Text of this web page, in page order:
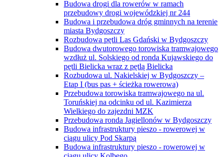
Budowa drogi dla rowerów w ramach
przebudowy drogi wojewódzkiej nr 244
Budowa i przebudowa dróg gminnych na terenie
miasta Bydgoszczy
Rozbudowa pętli Las Gdański w Bydgoszczy
Budowa dwutorowego torowiska tramwajowego
wzdłuż ul. Solskiego od ronda Kujawskiego do
pętli Bielicka wraz z pętlą Bielicka
Rozbudowa ul. Nakielskiej w Bydgoszczy –
Etap I (bus pas + ścieżka rowerowa)
Przebudowa torowiska tramwajowego na ul.
Toruńskiej na odcinku od ul. Kazimierza
Wielkiego do zajezdni MZK
Przebudowa ronda Jagiellonów w Bydgoszczy
Budowa infrastruktury pieszo - rowerowej w
ciągu ulicy Pod Skarpą
Budowa infrastruktury pieszo - rowerowej w